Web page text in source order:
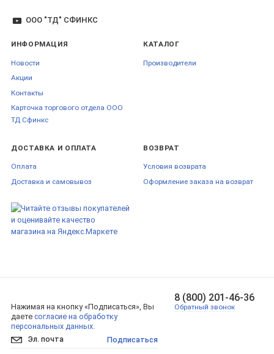
ООО "ТД" СФИНКС
ИНФОРМАЦИЯ
Новости
Акции
Контакты
Карточка торгового отдела ООО
ТД Сфинкс
КАТАЛОГ
Производители
ДОСТАВКА И ОПЛАТА
Оплата
Доставка и самовывоз
ВОЗВРАТ
Условия возврата
Оформление заказа на возврат
Нажимая на кнопку «Подписаться», Вы
даете согласие на обработку
персональных данных.
Подписаться
8 (800) 201-46-36
Обратный звонок